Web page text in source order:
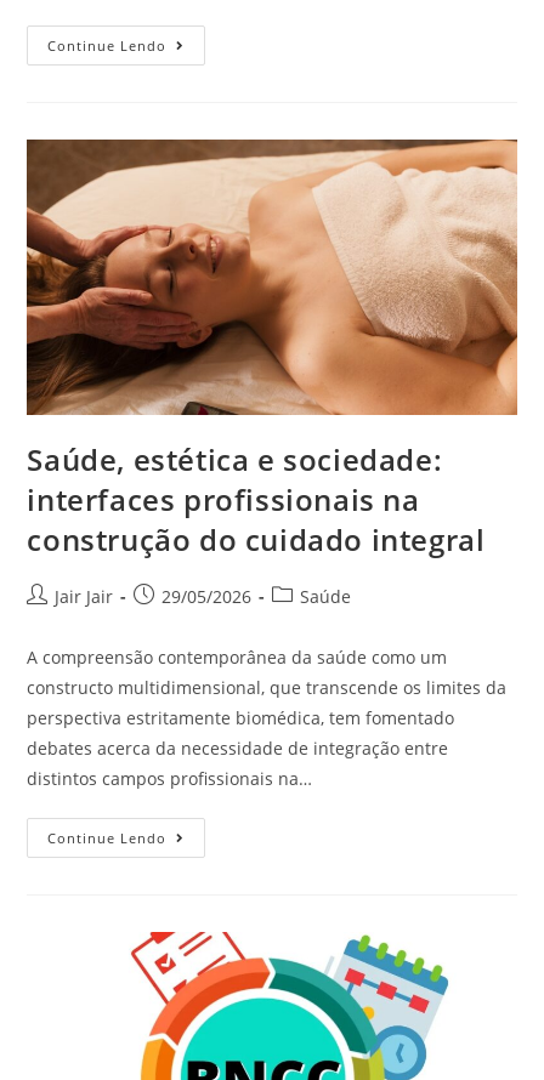
Continue Lendo
Saúde, estética e sociedade:
interfaces profissionais na
construção do cuidado integral
Jair Jair 29/05/2026 Saúde
A compreensão contemporânea da saúde como um
constructo multidimensional, que transcende os limites da
perspectiva estritamente biomédica, tem fomentado
debates acerca da necessidade de integração entre
distintos campos profissionais na…
Continue Lendo